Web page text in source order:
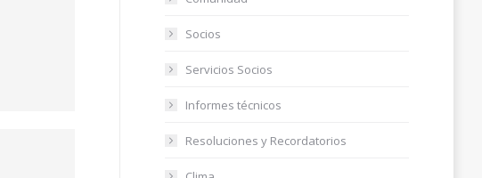
Socios
Servicios Socios
Informes técnicos
Resoluciones y Recordatorios